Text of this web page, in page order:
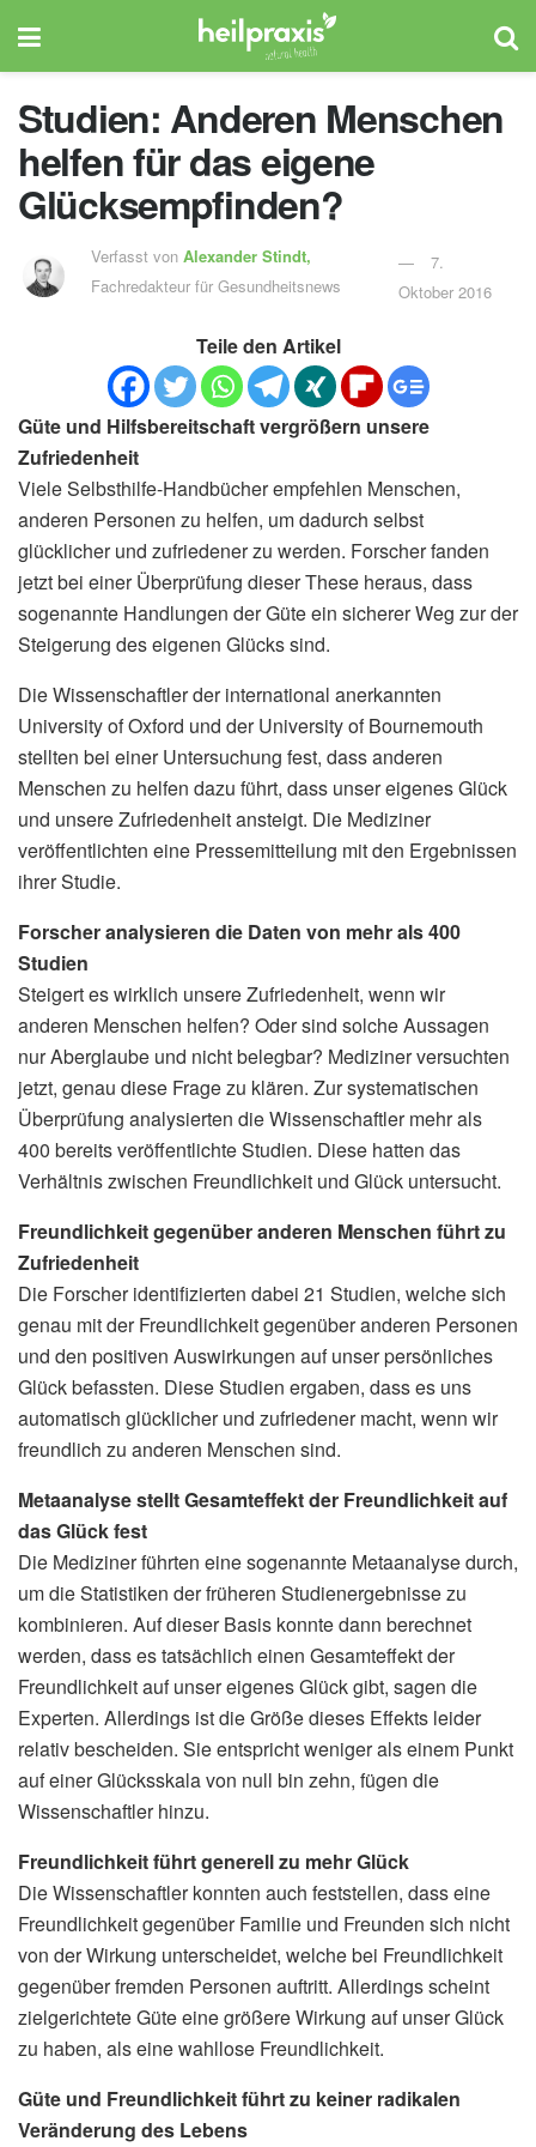
Studien: Anderen Menschen
helfen für das eigene
Glücksempfinden?
Verfasst von Alexander Stindt,
Fachredakteur für Gesundheitsnews
7.
Oktober 2016
Teile den Artikel
Güte und Hilfsbereitschaft vergrößern unsere
Zufriedenheit
Viele Selbsthilfe-Handbücher empfehlen Menschen,
anderen Personen zu helfen, um dadurch selbst
glücklicher und zufriedener zu werden. Forscher fanden
jetzt bei einer Überprüfung dieser These heraus, dass
sogenannte Handlungen der Güte ein sicherer Weg zur der
Steigerung des eigenen Glücks sind.
Die Wissenschaftler der international anerkannten
University of Oxford und der University of Bournemouth
stellten bei einer Untersuchung fest, dass anderen
Menschen zu helfen dazu führt, dass unser eigenes Glück
und unsere Zufriedenheit ansteigt. Die Mediziner
veröffentlichten eine Pressemitteilung mit den Ergebnissen
ihrer Studie.
Forscher analysieren die Daten von mehr als 400
Studien
Steigert es wirklich unsere Zufriedenheit, wenn wir
anderen Menschen helfen? Oder sind solche Aussagen
nur Aberglaube und nicht belegbar? Mediziner versuchten
jetzt, genau diese Frage zu klären. Zur systematischen
Überprüfung analysierten die Wissenschaftler mehr als
400 bereits veröffentlichte Studien. Diese hatten das
Verhältnis zwischen Freundlichkeit und Glück untersucht.
Freundlichkeit gegenüber anderen Menschen führt zu
Zufriedenheit
Die Forscher identifizierten dabei 21 Studien, welche sich
genau mit der Freundlichkeit gegenüber anderen Personen
und den positiven Auswirkungen auf unser persönliches
Glück befassten. Diese Studien ergaben, dass es uns
automatisch glücklicher und zufriedener macht, wenn wir
freundlich zu anderen Menschen sind.
Metaanalyse stellt Gesamteffekt der Freundlichkeit auf
das Glück fest
Die Mediziner führten eine sogenannte Metaanalyse durch,
um die Statistiken der früheren Studienergebnisse zu
kombinieren. Auf dieser Basis konnte dann berechnet
werden, dass es tatsächlich einen Gesamteffekt der
Freundlichkeit auf unser eigenes Glück gibt, sagen die
Experten. Allerdings ist die Größe dieses Effekts leider
relativ bescheiden. Sie entspricht weniger als einem Punkt
auf einer Glücksskala von null bin zehn, fügen die
Wissenschaftler hinzu.
Freundlichkeit führt generell zu mehr Glück
Die Wissenschaftler konnten auch feststellen, dass eine
Freundlichkeit gegenüber Familie und Freunden sich nicht
von der Wirkung unterscheidet, welche bei Freundlichkeit
gegenüber fremden Personen auftritt. Allerdings scheint
zielgerichtete Güte eine größere Wirkung auf unser Glück
zu haben, als eine wahllose Freundlichkeit.
Güte und Freundlichkeit führt zu keiner radikalen
Veränderung des Lebens